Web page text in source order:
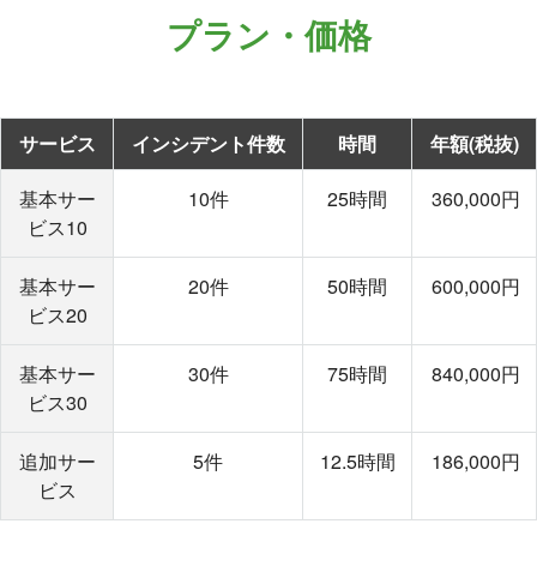
プラン・価格
サービス インシデント件数 時間
年額(税抜)
基本サー
ビス10
10件 25時間 360,000円
基本サー
ビス20
20件 50時間 600,000円
基本サー
ビス30
30件 75時間 840,000円
追加サー
ビス
5件 12.5時間 186,000円